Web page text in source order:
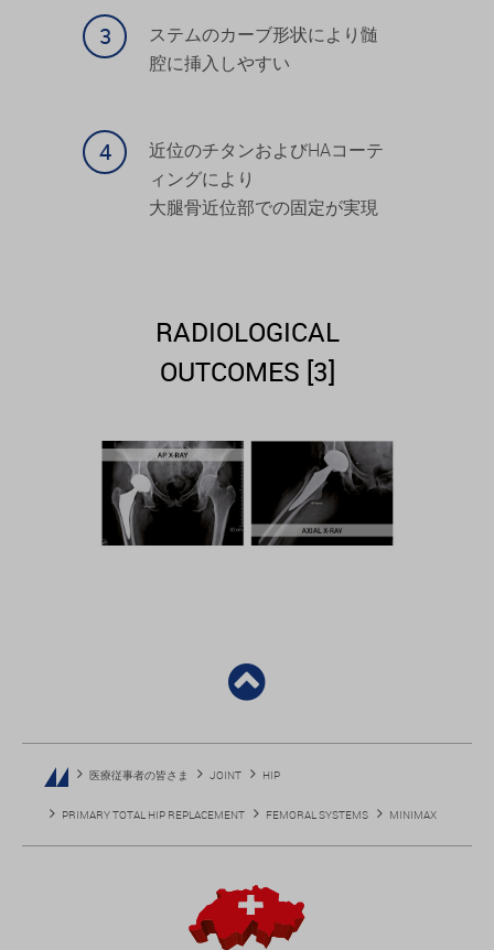
ステムのカーブ形状により髄
腔に挿入しやすい
近位のチタンおよびHAコーテ
ィングにより
大腿骨近位部での固定が実現
RADIOLOGICAL
OUTCOMES [3]
医療従事者の皆さま JOINT HIP
PRIMARY TOTAL HIP REPLACEMENT FEMORAL SYSTEMS MINIMAX